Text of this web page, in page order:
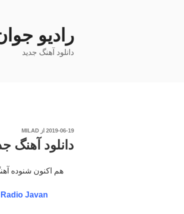
رادیو
دانلود آهنگ جدید
نوشته‌شده
2019-06-19 از MILAD
دانلود آهنگ
هم اکنون شنوده
Javan